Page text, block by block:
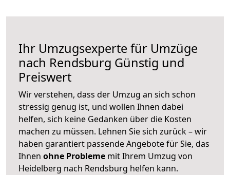
Ihr Umzugsexperte für Umzüge
nach Rendsburg Günstig und
Preiswert
Wir verstehen, dass der Umzug an sich schon
stressig genug ist, und wollen Ihnen dabei
helfen, sich keine Gedanken über die Kosten
machen zu müssen. Lehnen Sie sich zurück – wir
haben garantiert passende Angebote für Sie, das
Ihnen ohne Probleme mit Ihrem Umzug von
Heidelberg nach Rendsburg helfen kann.